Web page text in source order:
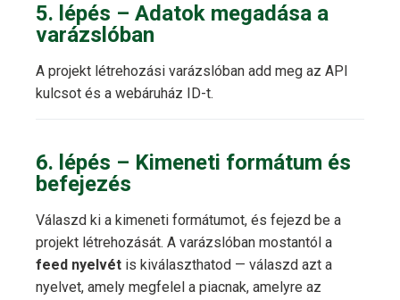
5. lépés – Adatok megadása a
varázslóban
A projekt létrehozási varázslóban add meg az API
kulcsot és a webáruház ID-t.
6. lépés – Kimeneti formátum és
befejezés
Válaszd ki a kimeneti formátumot, és fejezd be a
projekt létrehozását. A varázslóban mostantól a
feed nyelvét is kiválaszthatod — válaszd azt a
nyelvet, amely megfelel a piacnak, amelyre az